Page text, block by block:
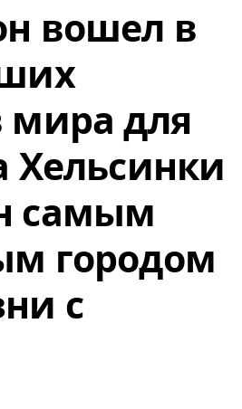
вошел в
мира для
Хельсинки
самым
городом
с